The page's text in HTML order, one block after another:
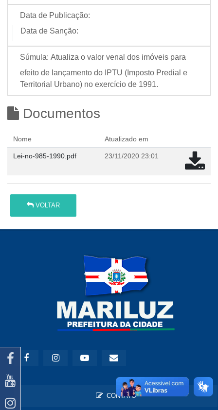
Data de Publicação:
Data de Sanção:
Súmula: Atualiza o valor venal dos imóveis para
efeito de lançamento do IPTU (Imposto Predial e
Territorial Urbano) no exercício de 1991.
Documentos
Nome Atualizado em
Lei-no-985-1990.pdf 23/11/2020 23:01
VOLTAR
CONTATO